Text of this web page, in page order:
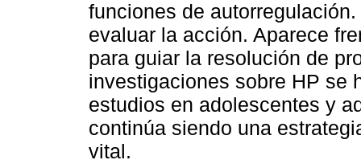
funciones de
evaluar la acción. Aparece
para guiar la resolución de
investigaciones sobre HP se
estudios en adolescentes y
continúa siendo una
vital.